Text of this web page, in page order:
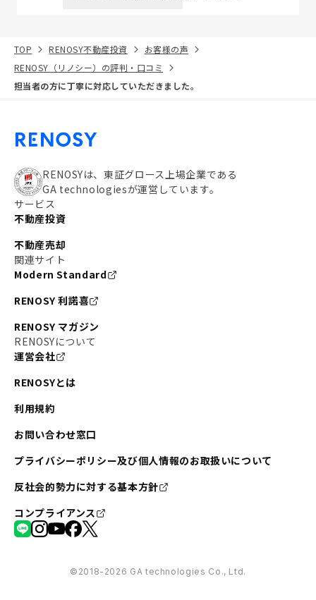
TOP RENOSY不動産投資
お客様の声
RENOSY（リノシー）の評判・口コミ
担当者の方に丁寧に対応していただきました。
RENOSYは、東証グロース上場企業である
GA technologiesが運営しています。
サービス
不動産投資
不動産売却
関連サイト
Modern Standard
RENOSY 利諾喜
RENOSY マガジン
RENOSYについて
運営会社
RENOSYとは
利用規約
お問い合わせ窓口
プライバシーポリシー及び個人情報のお取扱いについて
反社会的勢力に対する基本方針
コンプライアンス
©︎2018-2026 GA technologies Co., Ltd.